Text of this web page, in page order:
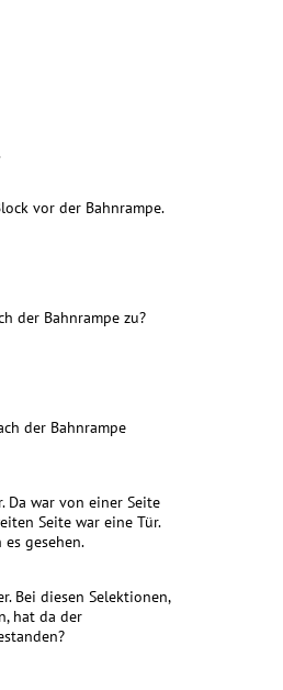
vor der Bahnrampe.
der Bahnrampe zu?
der Bahnrampe
Da war von einer Seite
Seite war eine Tür.
gesehen.
Bei diesen Selektionen,
hat da der